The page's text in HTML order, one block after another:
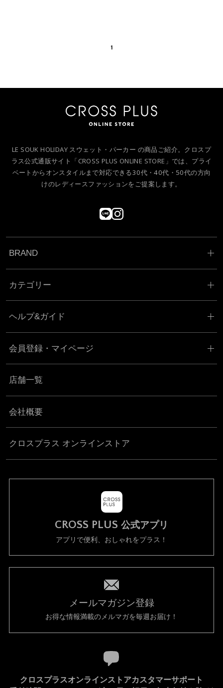
1
LE SOUK HOLIDAY スウェット・パーカー の商品ご紹介。クロスプ
ラス公式通販サイト「CROSS PLUS ONLINE STORE」では、プライ
ベートからオンスタイルまで対応できる30代・40代・50代の方向
けのレディースファッションをご提案します。
BRAND
カテゴリー
ヘルプ&ガイド
会員登録・マイページ
店舗一覧
会社概要
クロスプラス オンラインストア
CROSS PLUS 公式アプリ
アプリで便利、おしゃれをプラス！
メールマガジン登録
お得な情報満載のメルマガを毎週お届け！
クロスプラスオンラインストアカスタマーサポート